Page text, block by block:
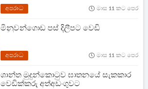
අපරාධ මාස 11 කට පෙර
මිනුවන්ගොඩ පස් දිලීපට වෙඩි
අපරාධ මාස 11 කට පෙර
ශාන්ත මුදුන්කොටුව ඝාතනයේ සැකකාර
වෙඩික්කරු අත්අඩංගුවට